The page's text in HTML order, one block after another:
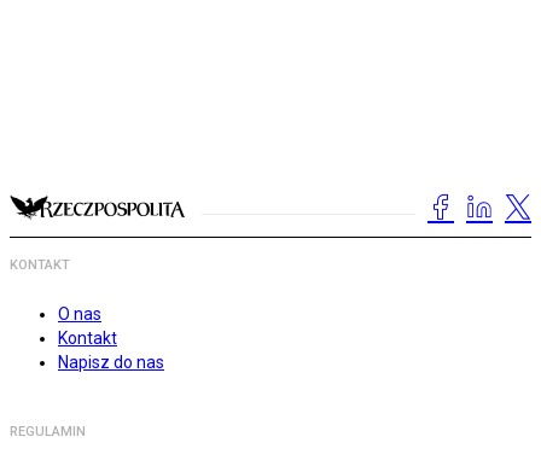
KONTAKT
O nas
Kontakt
Napisz do nas
REGULAMIN